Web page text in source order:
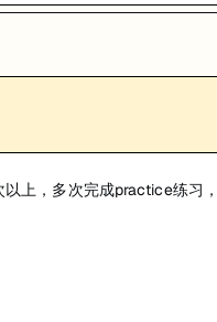
上，多次完成practice练习